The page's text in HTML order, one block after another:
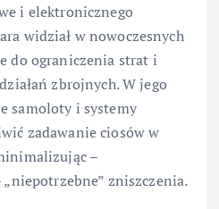
i elektronicznego
widział w nowoczesnych
do ograniczenia strat i
zbrojnych. W jego
samoloty i systemy
zadawanie ciosów w
–
zniszczenia.